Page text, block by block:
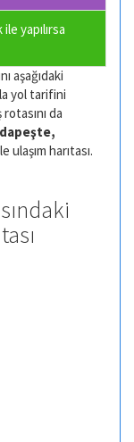
yapılırsa
aşağıdaki
yol tarifini
da
ulaşım harıtası.